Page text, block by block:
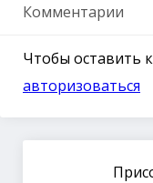
Комментарии
Чтобы оставить
авторизоваться